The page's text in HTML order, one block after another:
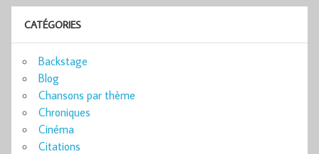
CATÉGORIES
Backstage
Blog
Chansons par thème
Chroniques
Cinéma
Citations